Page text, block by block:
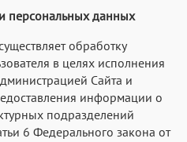
персональных данных
обработку
в целях исполнения
Сайта и
информации о
подразделений
6 Федерального закона от